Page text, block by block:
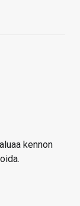
kennon